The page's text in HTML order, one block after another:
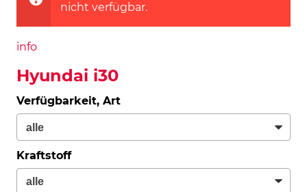
nicht verfügbar.
info
Hyundai i30
Verfügbarkeit, Art
Kraftstoff